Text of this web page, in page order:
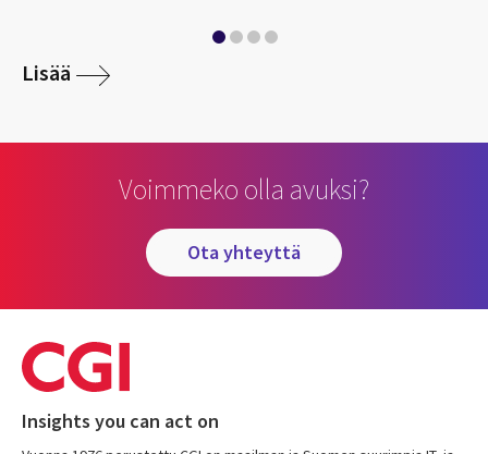
Lisää
Voimmeko olla avuksi?
ota yhteyttä
Insights you can act on